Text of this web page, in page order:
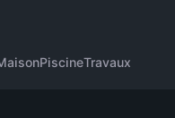
PiscineTravaux